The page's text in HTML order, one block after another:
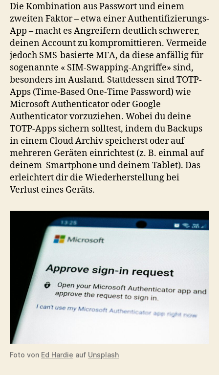
Die Kombination aus Passwort und einem
zweiten Faktor – etwa einer Authentifizierungs-
App – macht es Angreifern deutlich schwerer,
deinen Account zu kompromittieren. Vermeide
jedoch SMS-basierte MFA, da diese anfällig für
sogenannte « SIM-Swapping-Angriffe» sind,
besonders im Ausland. Stattdessen sind TOTP-
Apps (Time-Based One-Time Password) wie
Microsoft Authenticator oder Google
Authenticator vorzuziehen. Wobei du deine
TOTP-Apps sichern solltest, indem du Backups
in einem Cloud Archiv speicherst oder auf
mehreren Geräten einrichtest (z. B. einmal auf
deinem Smartphone und deinem Tablet). Das
erleichtert dir die Wiederherstellung bei
Verlust eines Geräts.
Foto von Ed Hardie auf Unsplash